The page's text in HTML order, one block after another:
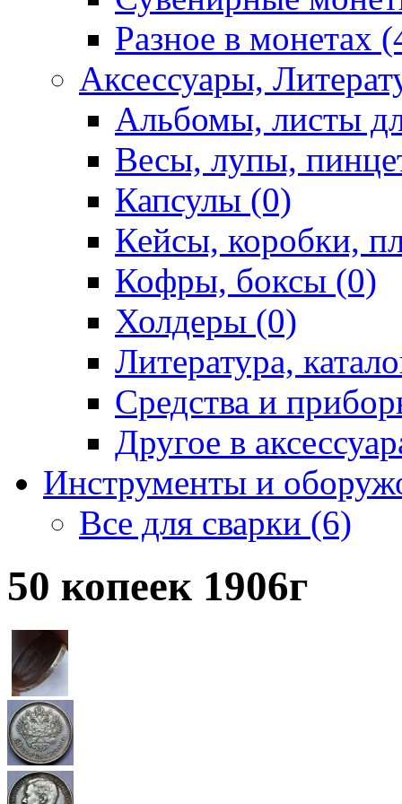
Разное в монетах
Аксессуары,
Альбомы, листы
Весы, лупы,
Капсулы (0)
Кейсы, коробки,
Кофры, боксы (0)
Холдеры (0)
Литература,
Средства и
Другое в
Инструменты и
Все для сварки (6)
50 копеек 1906г